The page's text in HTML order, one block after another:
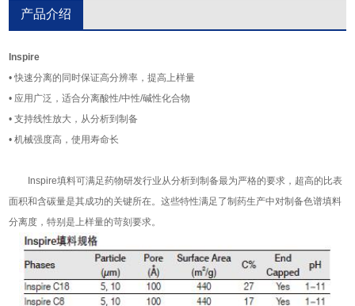
产品介绍
Inspire
• 快速分离的同时保证高分辨率，提高上样量
• 应用广泛，适合分离酸性/中性/碱性化合物
• 支持线性放大，从分析到制备
• 机械强度高，使用寿命长
Inspire填料可满足药物研发行业从分析到制备最为严格的要求，超高的比表
面积和含碳量是其成功的关键所在。这些特性满足了制药生产中对制备色谱填料
分离度，特别是上样量的苛刻要求。